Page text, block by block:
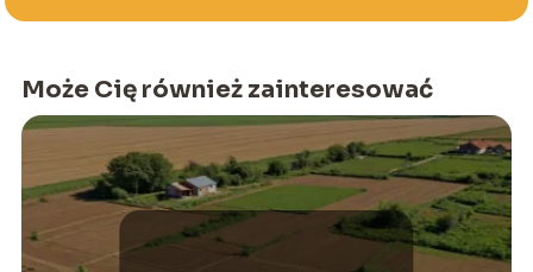
Może Cię również zainteresować